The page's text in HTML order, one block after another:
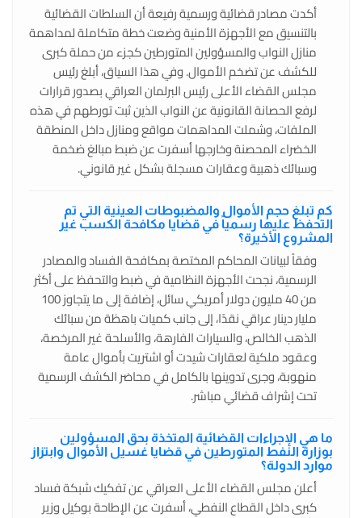
أكدت مصادر قضائية ورسمية رفيعة أن السلطات القضائية
بالتنسيق مع الأجهزة الأمنية وضعت خطة متكاملة لمداهمة
منازل النواب والمسؤولين المتورطين كجزء من حملة كبرى
للكشف عن تضخم الأموال. وفي هذا السياق، أبلغ رئيس
مجلس القضاء الأعلى رئيس البرلمان العراقي بصدور قرارات
لرفع الحصانة القانونية عن النواب الذين ثبت تورطهم في هذه
الملفات، وشملت المداهمات مواقع ومنازل داخل المنطقة
الخضراء المحصنة وخارجها أسفرت عن ضبط مبالغ ضخمة
وسبائك ذهبية وعقارات مسجلة بشكل غير قانوني.
كم تبلغ حجم الأموال والمضبوطات العينية التي تم
التحفظ عليها رسمياً في قضايا مكافحة الكسب غير
المشروع الأخيرة؟
وفقاً لبيانات المحاكم المختصة بمكافحة الفساد والمصادر
الرسمية، نجحت الأجهزة النظامية في ضبط والتحفظ على أكثر
من 40 مليون دولار أمريكي سائل، إضافة إلى ما يتجاوز 100
مليار دينار عراقي نقدًا، إلى جانب كميات باهظة من سبائك
الذهب الخالص، والسيارات الفارهة، والأسلحة غير المرخصة،
وعقود ملكية لعقارات شيدت أو اشتريت بأموال عامة
منهوبة، وجرى تدوينها بالكامل في محاضر الكشف الرسمية
تحت إشراف قضائي مباشر.
ما هي الإجراءات القضائية المتخذة بحق المسؤولين
بوزارة النفط المتورطين في قضايا غسيل الأموال وابتزاز
موارد الدولة؟
أعلن مجلس القضاء الأعلى العراقي عن تفكيك شبكة فساد
كبرى داخل القطاع النفطي، أسفرت عن الإطاحة بوكيل وزير